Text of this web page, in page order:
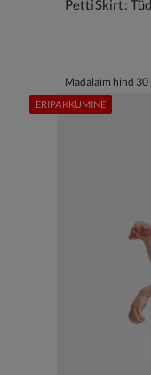
PettiSkirt:
Madalaim hind
ERIPAKKUMINE